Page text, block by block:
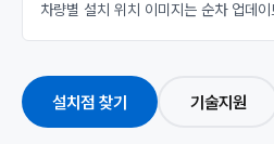
차량별 설치 위치 이미지는 순차 업데
설치점 찾기 기술지원